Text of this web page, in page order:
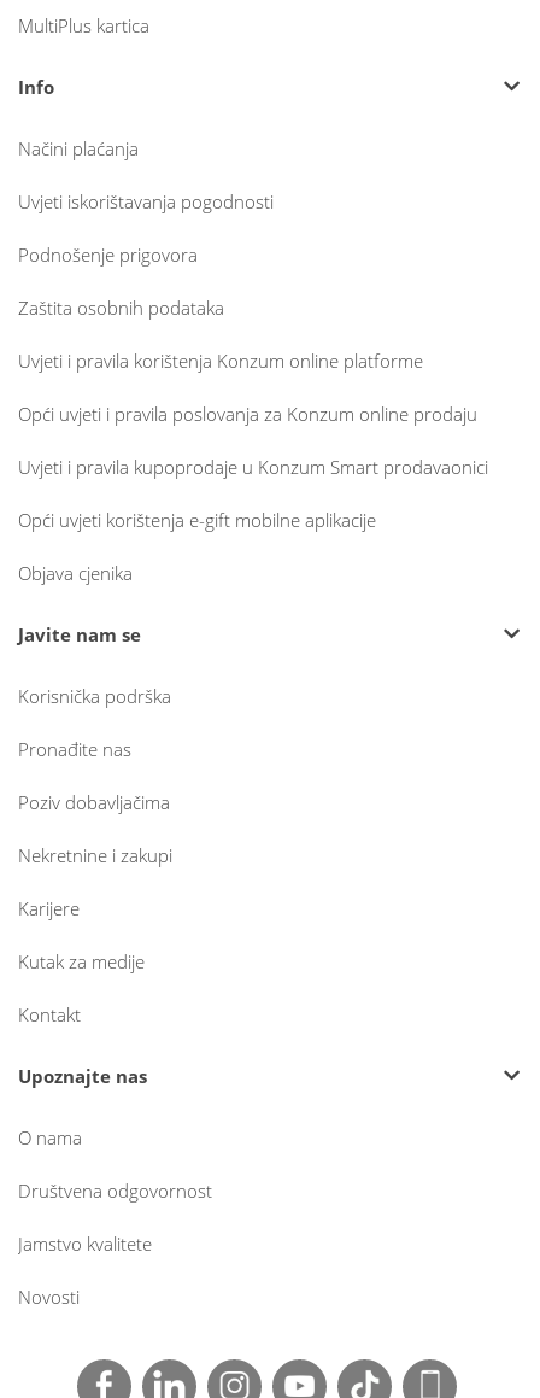
MultiPlus kartica
Info
Načini plaćanja
Uvjeti iskorištavanja pogodnosti
Podnošenje prigovora
Zaštita osobnih podataka
Uvjeti i pravila korištenja Konzum online platforme
Opći uvjeti i pravila poslovanja za Konzum online prodaju
Uvjeti i pravila kupoprodaje u Konzum Smart prodavaonici
Opći uvjeti korištenja e-gift mobilne aplikacije
Objava cjenika
Javite nam se
Korisnička podrška
Pronađite nas
Poziv dobavljačima
Nekretnine i zakupi
Karijere
Kutak za medije
Kontakt
Upoznajte nas
O nama
Društvena odgovornost
Jamstvo kvalitete
Novosti